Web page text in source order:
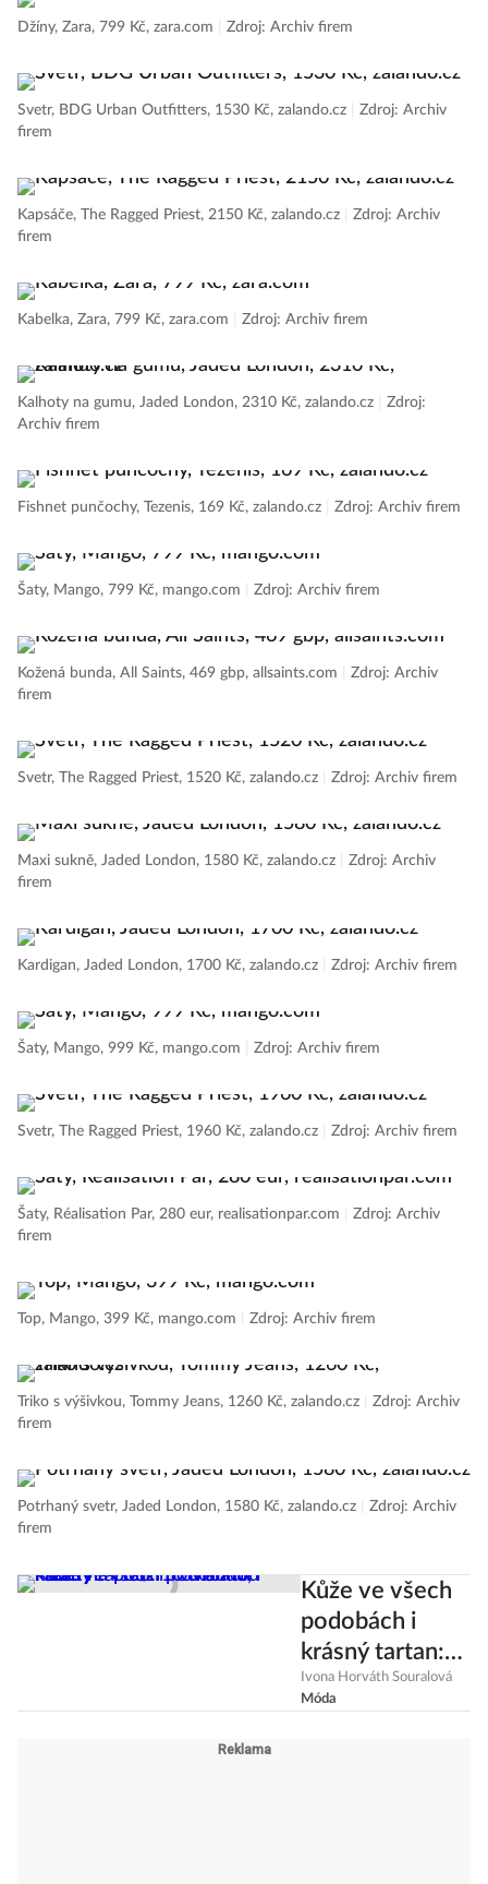
Džíny, Zara, 799 Kč, zara.com Zdroj: Archiv firem
Svetr, BDG Urban Outfitters, 1530 Kč, zalando.cz
Zdroj: Archiv
firem
Kapsáče, The Ragged Priest, 2150 Kč, zalando.cz
Zdroj: Archiv
firem
Kabelka, Zara, 799 Kč, zara.com Zdroj: Archiv firem
Kalhoty na gumu, Jaded London, 2310 Kč, zalando.cz
Zdroj:
Archiv firem
Fishnet punčochy, Tezenis, 169 Kč, zalando.cz Zdroj: Archiv firem
Šaty, Mango, 799 Kč, mango.com Zdroj: Archiv firem
Kožená bunda, All Saints, 469 gbp, allsaints.com
Zdroj: Archiv
firem
Svetr, The Ragged Priest, 1520 Kč, zalando.cz Zdroj: Archiv firem
Maxi sukně, Jaded London, 1580 Kč, zalando.cz
Zdroj: Archiv
firem
Kardigan, Jaded London, 1700 Kč, zalando.cz Zdroj: Archiv firem
Šaty, Mango, 999 Kč, mango.com Zdroj: Archiv firem
Svetr, The Ragged Priest, 1960 Kč, zalando.cz Zdroj: Archiv firem
Šaty, Réalisation Par, 280 eur, realisationpar.com
Zdroj: Archiv
firem
Top, Mango, 399 Kč, mango.com Zdroj: Archiv firem
Triko s výšivkou, Tommy Jeans, 1260 Kč, zalando.cz
Zdroj: Archiv
firem
Potrhaný svetr, Jaded London, 1580 Kč, zalando.cz
Zdroj: Archiv
firem
Kůže ve všech
podobách i
krásný tartan:
10 trendů,
které na podzim
Ivona Horváth Souralová
Móda